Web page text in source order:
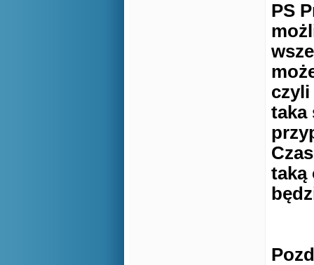
PS
czyli
taka
taką